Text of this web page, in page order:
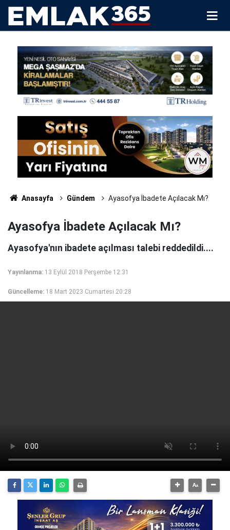
Anasayfa Gündem Ayasofya İbadete Açılacak Mı?
Ayasofya İbadete Açılacak Mı?
Ayasofya'nın ibadete açılması talebi reddedildi....
Yayınlanma: 13 Eylül 2018 Perşembe 12:31
Güncelleme: 18 Mart 2023 Cumartesi 20:28